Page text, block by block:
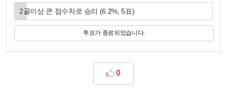
2골이상 큰 점수차로 승리 (6.2%,5표)
투표가 종료되었습니다.
0